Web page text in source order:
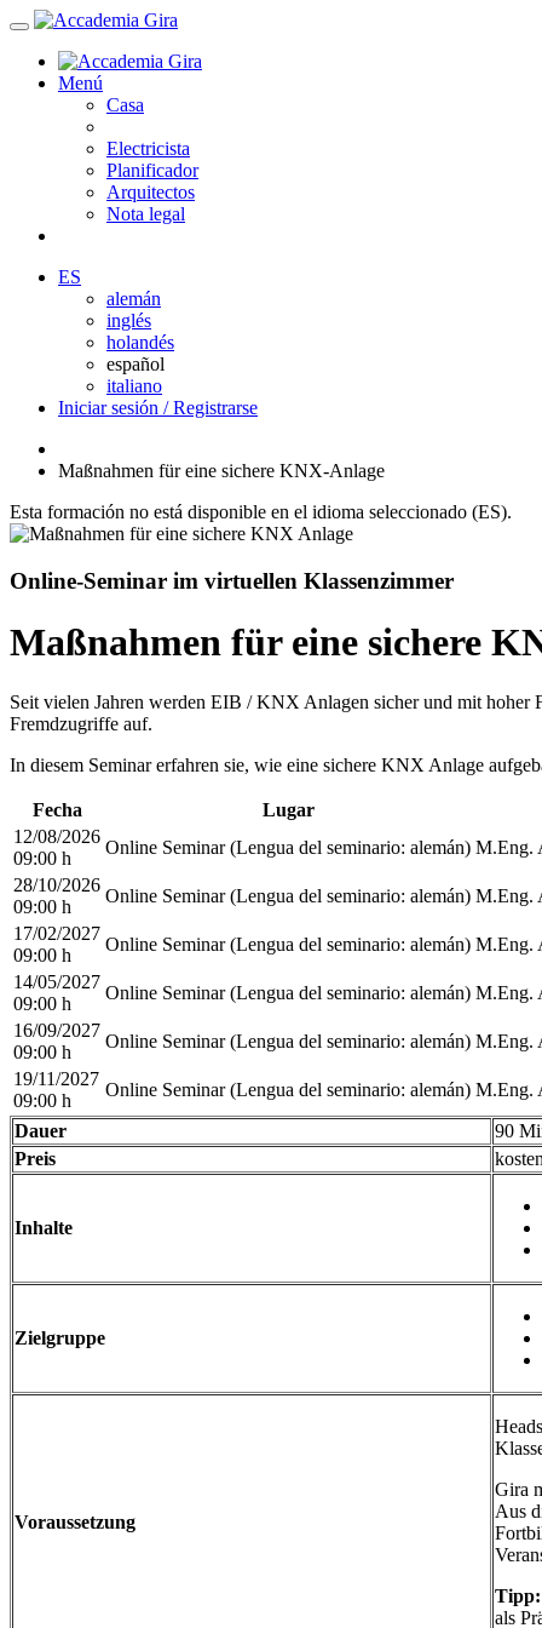
Menú
Casa
Electricista
Planificador
Arquitectos
Nota legal
ES
alemán
inglés
holandés
español
italiano
Iniciar sesión / Registrarse
Maßnahmen für eine sichere KNX-Anlage
Esta formación no está disponible en el idioma seleccionado (ES).
Online-Seminar im virtuellen Klassenzimmer
Maßnahmen für eine sichere
Seit vielen Jahren werden EIB / KNX Anlagen sicher und mit
Fremdzugriffe auf.
In diesem Seminar erfahren sie, wie eine sichere KNX Anlage
Fecha
Lugar
12/08/2026
09:00 h
Online Seminar(Lengua del seminario: alemán) M.Eng.
28/10/2026
09:00 h
Online Seminar(Lengua del seminario: alemán) M.Eng.
17/02/2027
09:00 h
Online Seminar(Lengua del seminario: alemán) M.Eng.
14/05/2027
09:00 h
Online Seminar(Lengua del seminario: alemán) M.Eng.
16/09/2027
09:00 h
Online Seminar(Lengua del seminario: alemán) M.Eng.
19/11/2027
09:00 h
Online Seminar(Lengua del seminario: alemán) M.Eng.
Dauer
90
Preis
Inhalte
Zielgruppe
Voraussetzung
Gira
Aus
Tipp:
als